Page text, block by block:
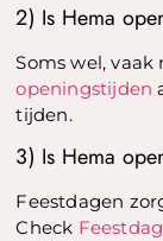
2) Is Hema
Soms wel,
openingstijden
tijden.
3) Is Hema
Feestdagen
Check